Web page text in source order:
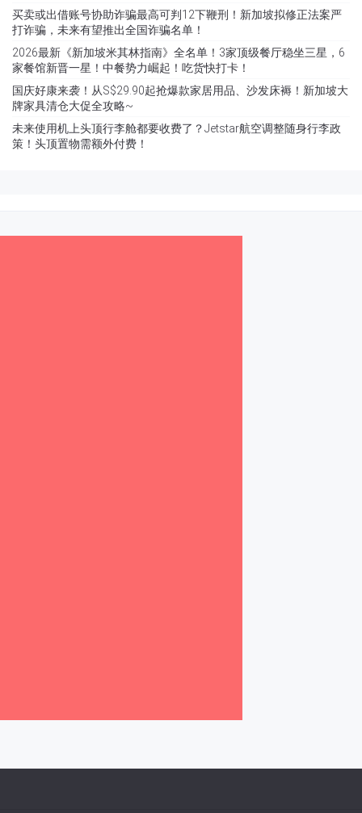
买卖或出借账号协助诈骗最高可判12下鞭刑！新加坡拟修正法案严
打诈骗，未来有望推出全国诈骗名单！
2026最新《新加坡米其林指南》全名单！3家顶级餐厅稳坐三星，6
家餐馆新晋一星！中餐势力崛起！吃货快打卡！
国庆好康来袭！从S$29.90起抢爆款家居用品、沙发床褥！新加坡大
牌家具清仓大促全攻略~
未来使用机上头顶行李舱都要收费了？Jetstar航空调整随身行李政
策！头顶置物需额外付费！